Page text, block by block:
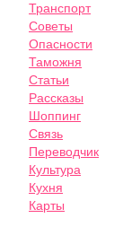
Транспорт
Советы
Опасности
Таможня
Статьи
Рассказы
Шоппинг
Связь
Переводчик
Культура
Кухня
Карты